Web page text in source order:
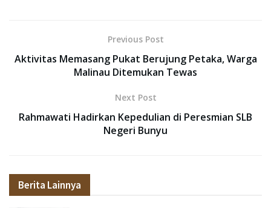
Previous Post
Aktivitas Memasang Pukat Berujung Petaka, Warga
Malinau Ditemukan Tewas
Next Post
Rahmawati Hadirkan Kepedulian di Peresmian SLB
Negeri Bunyu
Berita Lainnya